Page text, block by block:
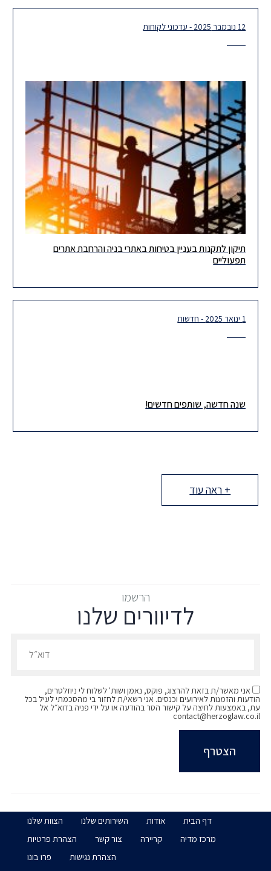
12 נובמבר 2025 - עדכוני לקוחות
לאחרונה אושר תיקון לתקנות הבטיחות בעבודה (עבודות בניה), אשר
תיקון לתקנות בעניין בטיחות באתרי בניה והרחבת אתרים
תפעוליים
1 ינואר 2025 - חדשות
שנה חדשה, שותפים חדשים!
+ ראה עוד
הרשמו
לדיוורים שלנו
אני מאשר/ת בזאת להרצוג, פוקס, נאמן ושות' לשלוח לי ניוזלטרים,
הודעות והזמנות לאירועים וכנסים. אני רשאי/ת לחזור בי מהסכמתי לעיל בכל
עת, באמצעות לחיצה על קישור הסר בהודעה או על ידי פניה בדוא״ל אל
contact@herzoglaw.co.il
דף הבית אודות השירותים שלנו
הצוות שלנו
מרכז מדיה
קריירה צור קשר
הצהרת פרטיות
הצהרת נגישות
פרו בונו